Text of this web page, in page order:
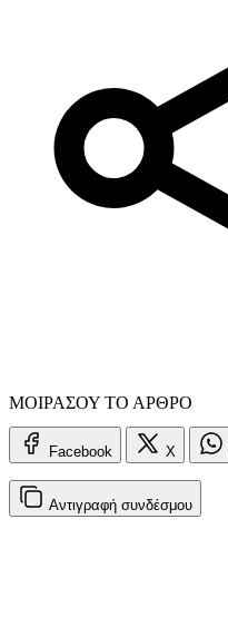
ΜΟΙΡΑΣΟΥ ΤΟ ΑΡΘΡΟ
Facebook X
Αντιγραφή συνδέσμου